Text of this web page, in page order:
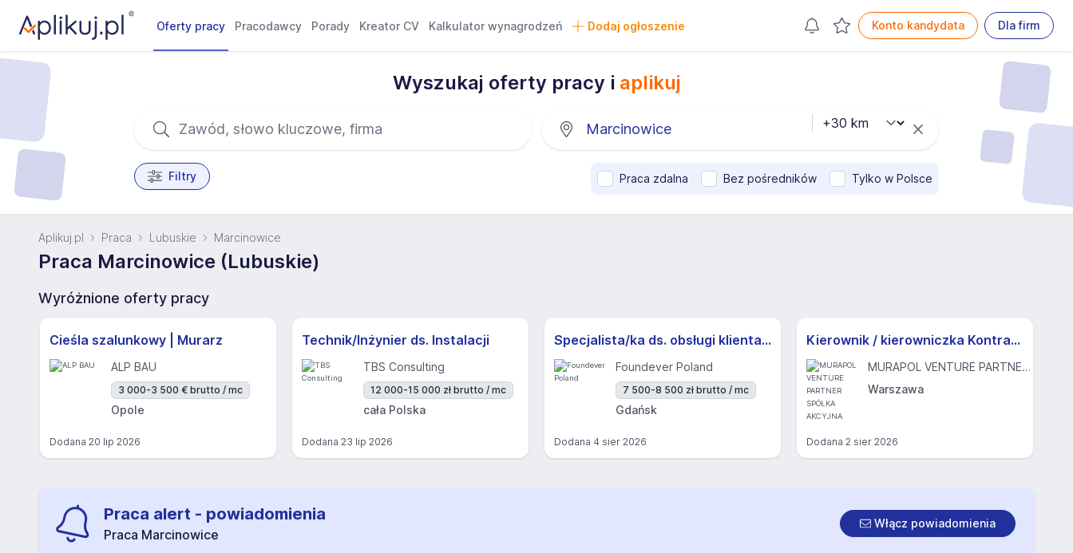
Oferty pracy Pracodawcy Porady Kreator CV Kalkulator wynagrodzeń Dodaj ogłoszenie Konto kandydata Dla firm
Wyszukaj oferty pracy i aplikuj
Filtry Praca zdalna Bez pośredników Tylko w Polsce
Aplikuj.pl Praca Lubuskie Marcinowice
Praca Marcinowice (Lubuskie)
Wyróżnione oferty pracy
Cieśla szalunkowy | Murarz
ALP BAU
3 000-3 500 € brutto / mc
Opole
Dodana 20 lip 2026
Technik/Inżynier ds. Instalacji
TBS Consulting
12 000-15 000 zł brutto / mc
cała Polska
Dodana 23 lip 2026
Specjalista/ka ds. obsługi klienta z j.niemieckim
Foundever Poland
7 500-8 500 zł brutto / mc
Gdańsk
Dodana 4 sier 2026
Kierownik / kierowniczka Kontraktu
MURAPOL VENTURE PARTNER SPÓŁKA AKCYJNA
Warszawa
Dodana 2 sier 2026
Praca alert - powiadomienia
Praca Marcinowice
Włącz powiadomienia